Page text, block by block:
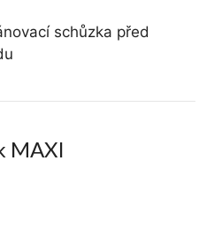
schůzka před
MAXI